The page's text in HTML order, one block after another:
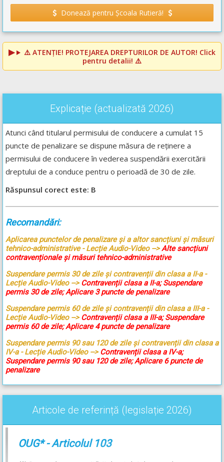
Donează pentru Școala Rutieră!
⚠️ ATENȚIE! PROTEJAREA DREPTURILOR DE AUTOR! Click
pentru detalii! ⚠️
Explicație (actualizată 2026)
Atunci când titularul permisului de conducere a cumulat 15
puncte de penalizare se dispune măsura de reținere a
permisului de conducere în vederea suspendării exercitării
dreptului de a conduce pentru o perioadă de 30 de zile.
Răspunsul corect este: B
Recomandări:
Aplicarea punctelor de penalizare și a altor sancțiuni și măsuri
tehnico-administrative - Lecție Audio-Video -->Alte sancțiuni
contravenționale și măsuri tehnico-administrative
Suspendare permis 30 de zile și contravenții din clasa a II-a -
Lecție Audio-Video -->Contravenții clasa a II-a; Suspendare
permis 30 de zile; Aplicare 3 puncte de penalizare
Suspendare permis 60 de zile și contravenții din clasa a III-a -
Lecție Audio-Video -->Contravenții clasa a III-a; Suspendare
permis 60 de zile; Aplicare 4 puncte de penalizare
Suspendare permis 90 sau 120 de zile și contravenții din clasa a
IV-a - Lecție Audio-Video -->Contravenții clasa a IV-a;
Suspendare permis 90 sau 120 de zile; Aplicare 6 puncte de
penalizare
Articole de referință (legislație 2026)
OUG* - Articolul 103